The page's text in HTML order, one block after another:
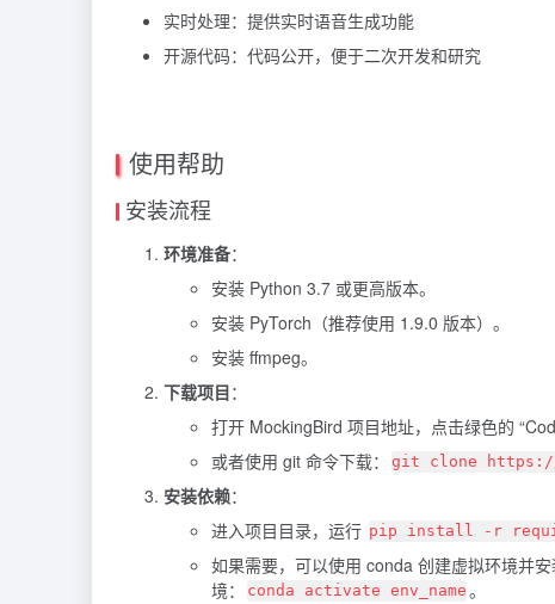
实时处理：提供实时语音生成功能
开源代码：代码公开，便于二次开发和研究
使用帮助
安装流程
环境准备：
安装 Python 3.7 或更高版本。
安装 PyTorch（推荐使用 1.9.0 版本）。
安装 ffmpeg。
下载项目：
打开 MockingBird 项目地址，点击绿色的
或者使用 git 命令下载：
git clone https://
安装依赖：
进入项目目录，运行 pip install -r
如果需要，可以使用 conda 创建虚拟环境并安
境：
conda activate env_name 。